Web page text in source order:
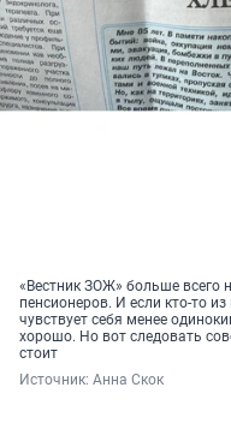
«Вестник ЗОЖ» больше всего
пенсионеров. И если кто-то
чувствует себя менее
хорошо. Но вот следовать
стоит
Источник: Анна Скок